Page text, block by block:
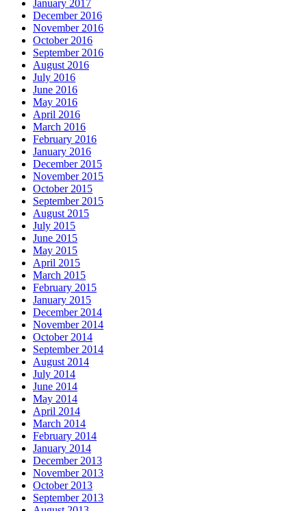
January 2017
December 2016
November 2016
October 2016
September 2016
August 2016
July 2016
June 2016
May 2016
April 2016
March 2016
February 2016
January 2016
December 2015
November 2015
October 2015
September 2015
August 2015
July 2015
June 2015
May 2015
April 2015
March 2015
February 2015
January 2015
December 2014
November 2014
October 2014
September 2014
August 2014
July 2014
June 2014
May 2014
April 2014
March 2014
February 2014
January 2014
December 2013
November 2013
October 2013
September 2013